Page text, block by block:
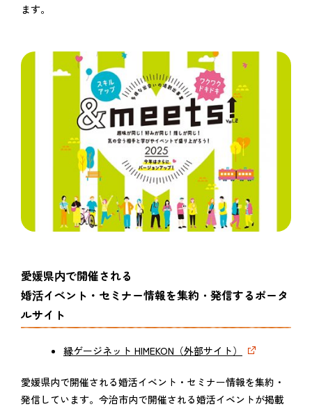
ます。
愛媛県内で開催される
婚活イベント・セミナー情報を集約・発信するポータ
ルサイト
縁ゲージネット HIMEKON（外部サイト）
愛媛県内で開催される婚活イベント・セミナー情報を集約・
発信しています。今治市内で開催される婚活イベントが掲載